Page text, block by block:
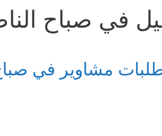
في صباح
مشاوير في